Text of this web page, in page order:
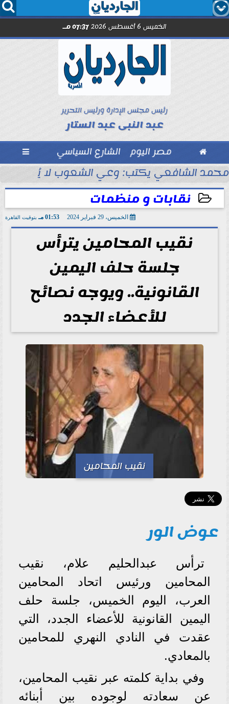
  
الخميس 6 أغسطس 2026 07:37 مـ
رئيس مجلس الإدارة ورئيس التحرير
عبد النبى عبد الستار
 مصر اليوم الشارع السياسي 
صلاح.. اليوم
محمد الشافعي يكتب: وعي الشعوب لا يُقاس
نقابات و منظمات
الخميس، 29 فبراير 2024 01:53 مـ بتوقيت القاهرة
نقيب المحامين يترأس
جلسة حلف اليمين
القانونية.. ويوجه نصائح
للأعضاء الجدد
نقيب المحامين
عوض الور
ترأس عبدالحليم علام، نقيب
المحامين ورئيس اتحاد المحامين
العرب، اليوم الخميس، جلسة حلف
اليمين القانونية للأعضاء الجدد، التي
عقدت في النادي النهري للمحامين
بالمعادي.
وفي بداية كلمته عبر نقيب المحامين،
عن سعادته لوجوده بين أبنائه